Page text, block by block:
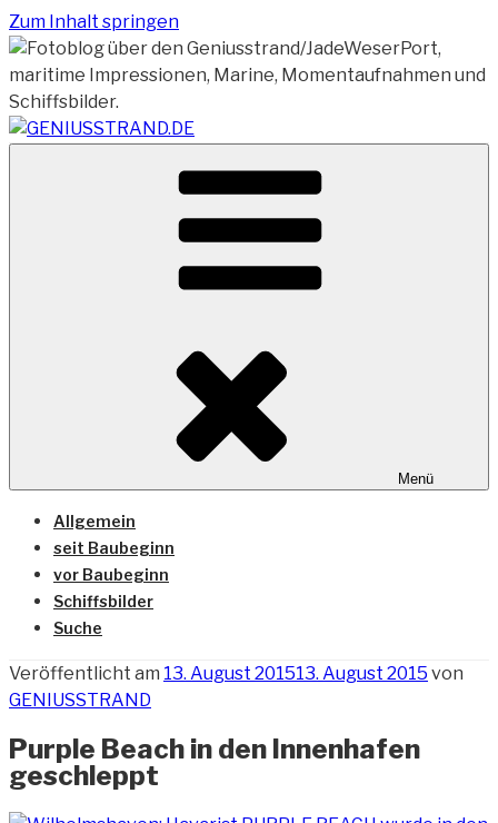
Zum Inhalt springen
GENIUSSTRAND.DE
Vom Geniusstrand zum JadeWeserPort/Container
Terminal Wilhelmshaven
Menü
Allgemein
seit Baubeginn
vor Baubeginn
Schiffsbilder
Suche
Veröffentlicht am 13. August 201513. August 2015 von
GENIUSSTRAND
Purple Beach in den Innenhafen
geschleppt